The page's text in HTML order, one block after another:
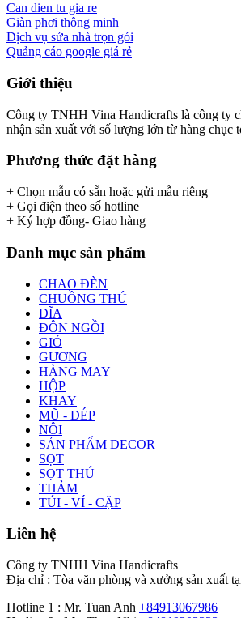
Can dien tu gia re
Giàn phơi thông minh
Dịch vụ sửa nhà trọn gói
Quảng cáo google giá rẻ
Giới thiệu
Công ty TNHH Vina Handicrafts là công ty
nhận sản xuất với số lượng lớn từ hàng chục
Phương thức đặt hàng
+ Chọn mẫu có sẵn hoặc gửi mẫu riêng
+ Gọi điện theo số hotline
+ Ký hợp đồng- Giao hàng
Danh mục sản phẩm
CHAO ĐÈN
CHUỒNG THÚ
ĐĨA
ĐÔN NGỒI
GIỎ
GƯƠNG
HÀNG MAY
HỘP
KHAY
MŨ - DÉP
NÔI
SẢN PHẨM DECOR
SỌT
SỌT THÚ
THẢM
TÚI - VÍ - CẶP
Liên hệ
Công ty TNHH Vina Handicrafts
Địa chỉ : Tòa văn phòng và xưởng sản xuất
Hotline 1 : Mr. Tuan Anh +84913067986